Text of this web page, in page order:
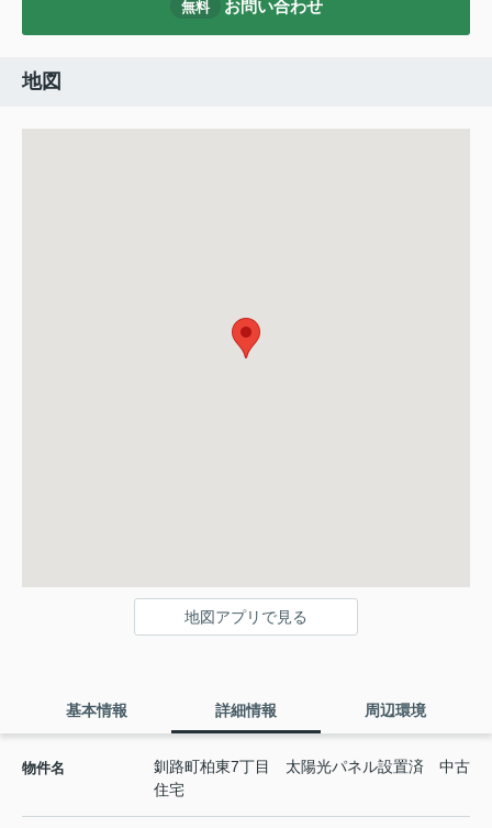
無料 お問い合わせ
地図
地図アプリで見る
基本情報 詳細情報 周辺環境
物件名
釧路町柏東7丁目 太陽光パネル設置済 中古
住宅